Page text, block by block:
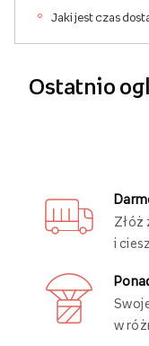
Jaki jest czas
Ostatnio
Złóż
i
w